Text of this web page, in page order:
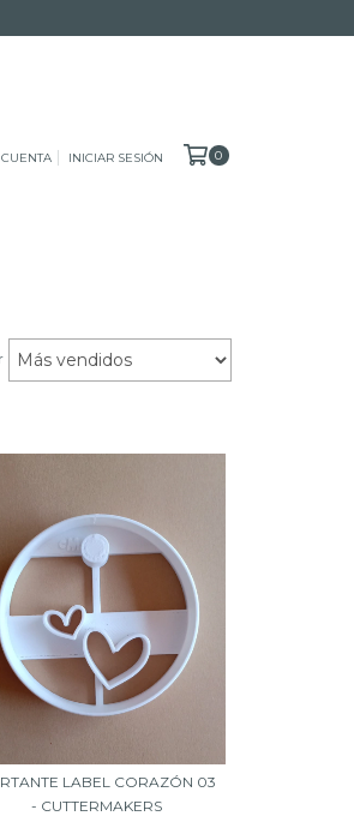
INICIAR SESIÓN 0
LABEL CORAZÓN 03
- CUTTERMAKERS